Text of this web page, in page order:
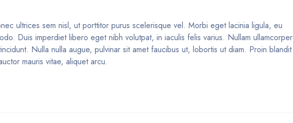
ultrices sem nisl, ut porttitor purus scelerisque vel. Morbi eget lacinia ligula, eu
Duis imperdiet libero eget nibh volutpat, in iaculis felis varius. Nullam ullamcorper
Nulla nulla augue, pulvinar sit amet faucibus ut, lobortis ut diam. Proin blandit
mauris vitae, aliquet arcu.